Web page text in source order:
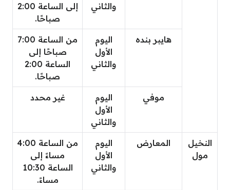
والثاني
إلى الساعة 2:00
صباحًا.
هايبر بنده
اليوم
الأول
والثاني
من الساعة 7:00
صباحًا إلى
الساعة 2:00
صباحًا.
موفي
اليوم
الأول
والثاني
غير محدد
النخيل
مول
المعارض
اليوم
الأول
والثاني
من الساعة 4:00
مساءً إلى
الساعة 10:30
مساءً.